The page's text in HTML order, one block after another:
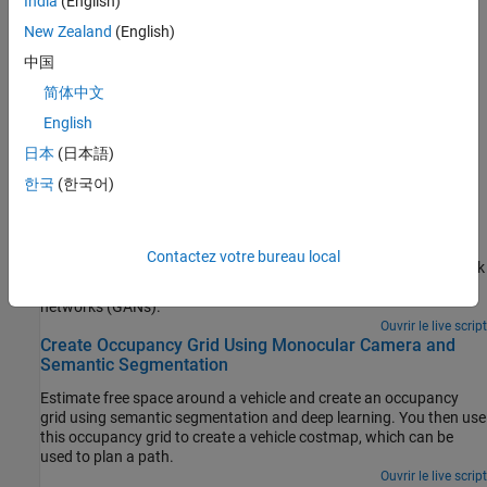
Track Multiple Vehicles Using a Camera
Toolbox)
mounted in a vehicle.
Sélection d՚exemples
Use 3-D simulation data to train a semantic segmentation network
networks (GANs).
Ouvrir le live script
Create Occupancy Grid Using Monocular Camera and
Semantic Segmentation
Estimate free space around a vehicle and create an occupancy
grid using semantic segmentation and deep learning. You then use
this occupancy grid to create a vehicle costmap, which can be
used to plan a path.
Ouvrir le live script
New Zealand (English)
中国
简体中文
English
日本 (日本語)
한국 (한국어)
Contactez votre bureau local